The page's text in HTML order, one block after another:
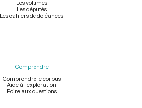
Les volumes
Les députés
Les cahiers de doléances
Comprendre
Comprendre le corpus
Aide à l'exploration
Foire aux questions